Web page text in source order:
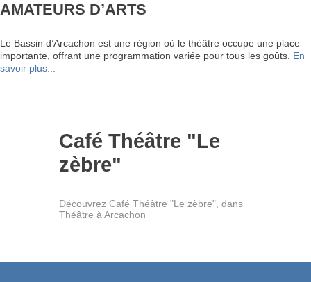
AMATEURS D’ARTS
Le Bassin d’Arcachon est une région où le théâtre occupe une place
importante, offrant une programmation variée pour tous les goûts. En
savoir plus...
Café Théâtre "Le
zèbre"
Découvrez Café Théâtre "Le zèbre", dans
Théâtre à Arcachon